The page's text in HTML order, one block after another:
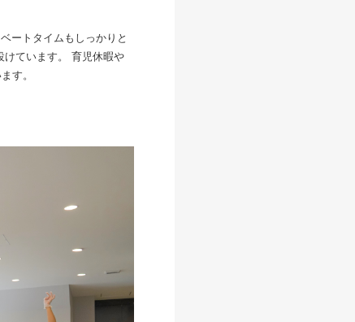
ートタイムもしっかりと
けています。 育児休暇や
す。